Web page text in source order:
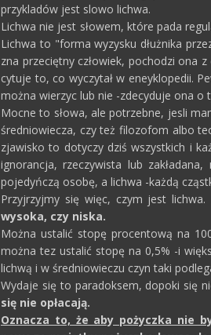
przykladów jest slowo lichwa.
Lichwa nie jest słowem, które pada
Lichwa to "forma wyzysku dłużnika
zna przeciętny człowiek, pochodzi ona
cytuje to, co wyczytał w eneyklopedii.
można wierzyc lub nie -zdecyduje ona o
Mocne to słowa, ale potrzebne, jesli
średniowiecza, czy też filozofom albo
zjawisko to dotyczy dziś wszystkich i
ignorancja, rzeczywista lub
pojedyńczą osobę, a lichwa -każdą
Przyjrzyjmy się więc, czym jest lichwa.
wysoka, czy niska.
Można ustalić stopę procentową na
można tez ustalić stopę na 0,5% -i
lichwą i w średniowieczu czyn taki
Wydaje się to paradoksem, dopoki się
się nie opłacają.
Oznacza to, że aby pożyczka nie